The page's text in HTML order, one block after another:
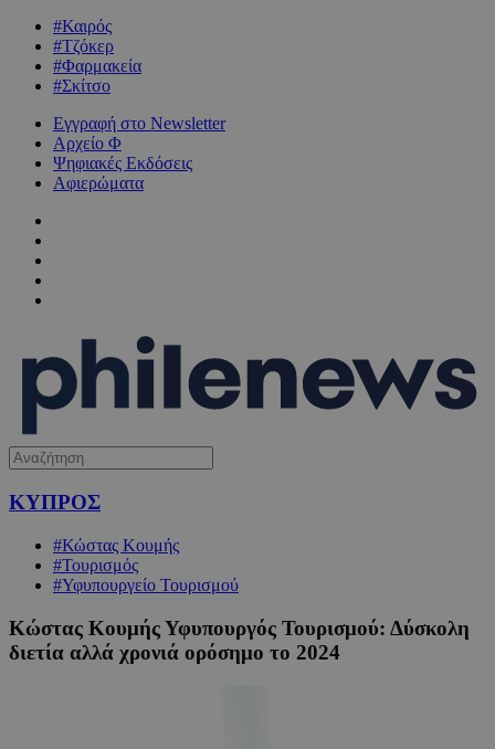
#Καιρός
#Τζόκερ
#Φαρμακεία
#Σκίτσο
Εγγραφή στο Newsletter
Αρχείο Φ
Ψηφιακές Εκδόσεις
Αφιερώματα
ΚΥΠΡΟΣ
#Κώστας Κουμής
#Τουρισμός
#Υφυπουργείο Τουρισμού
Κώστας Κουμής Υφυπουργός Τουρισμού: Δύσκολη
διετία αλλά χρονιά ορόσημο το 2024